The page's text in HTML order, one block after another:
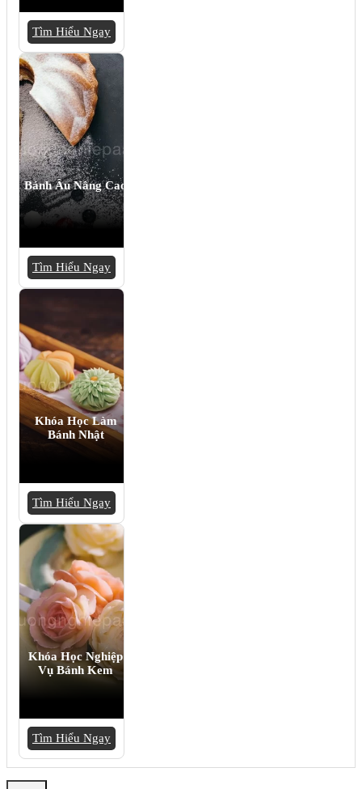
Tìm Hiểu Ngay
Bánh Âu Nâng Cao
Tìm Hiểu Ngay
Khóa Học Làm
Bánh Nhật
Tìm Hiểu Ngay
Khóa Học Nghiệp
Vụ Bánh Kem
Tìm Hiểu Ngay